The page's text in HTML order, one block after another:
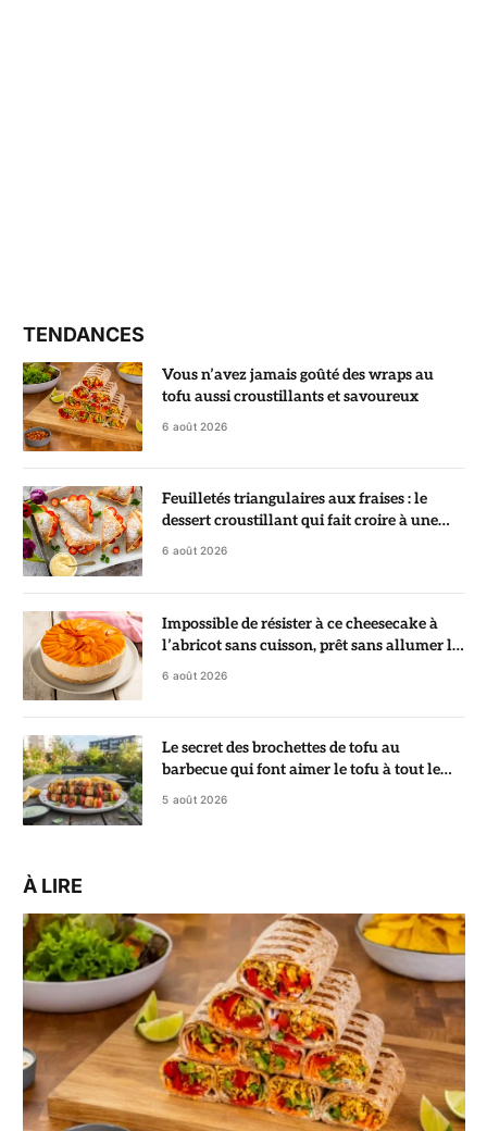
TENDANCES
Vous n’avez jamais goûté des wraps au
tofu aussi croustillants et savoureux
6 août 2026
Feuilletés triangulaires aux fraises : le
dessert croustillant qui fait croire à une
pâtisserie de chef
6 août 2026
Impossible de résister à ce cheesecake à
l’abricot sans cuisson, prêt sans allumer le
four
6 août 2026
Le secret des brochettes de tofu au
barbecue qui font aimer le tofu à tout le
monde
5 août 2026
À LIRE